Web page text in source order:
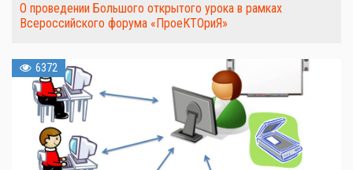
О проведении Большого открытого урока в рамках
Всероссийского форума «ПроеКТОриЯ»
6372